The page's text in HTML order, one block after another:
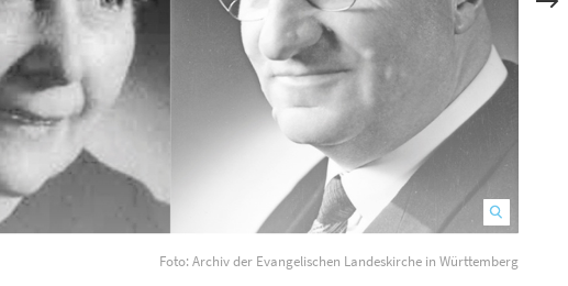
Foto: Archiv der Evangelischen Landeskirche in Württemberg